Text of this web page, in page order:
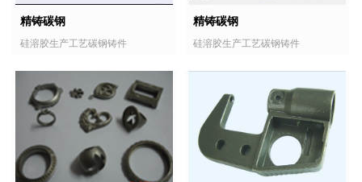
精铸碳钢
硅溶胶生产工艺碳钢铸件
精铸碳钢
硅溶胶生产工艺碳钢铸件